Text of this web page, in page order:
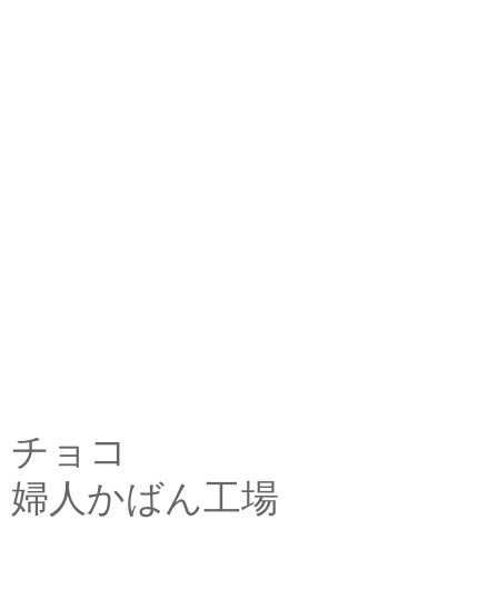
チョコ
婦人かばん工場